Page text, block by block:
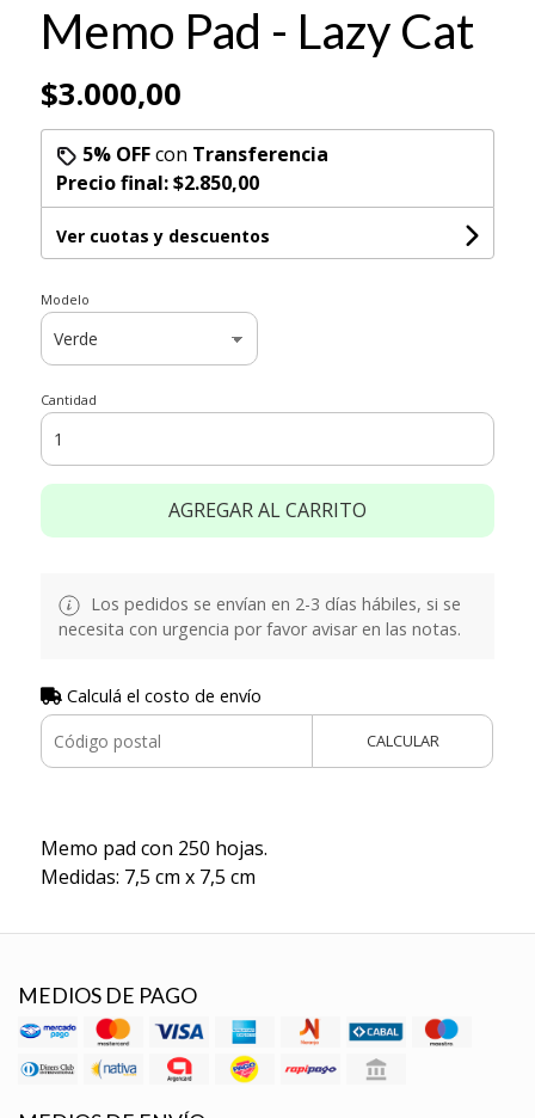
Memo Pad - Lazy Cat
$3.000,00
5% OFFcon Transferencia
Precio final:$2.850,00
Ver cuotas y descuentos
Modelo
Cantidad
AGREGAR AL CARRITO
Los pedidos se envían en 2-3 días hábiles, si se
necesita con urgencia por favor avisar en las notas.
Calculá el costo de envío
CALCULAR
Memo pad con 250 hojas.
Medidas: 7,5 cm x 7,5 cm
MEDIOS DE PAGO